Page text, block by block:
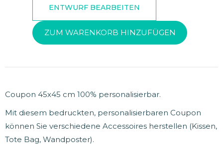
ZUM WARENKORB HINZUFÜGEN
Coupon 45x45 cm 100% personalisierbar.
Mit diesem bedruckten, personalisierbaren Coupon
können Sie verschiedene Accessoires herstellen (Kissen,
Tote Bag, Wandposter).